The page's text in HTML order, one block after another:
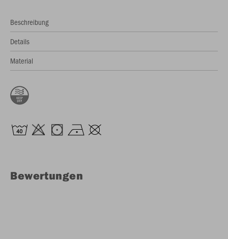
Beschreibung
Details
Material
Bewertungen